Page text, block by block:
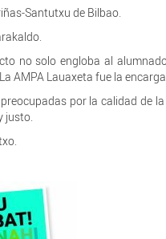
Santutxu de Bilbao.
no solo engloba al
AMPA Lauaxeta fue la
por la calidad de
justo.